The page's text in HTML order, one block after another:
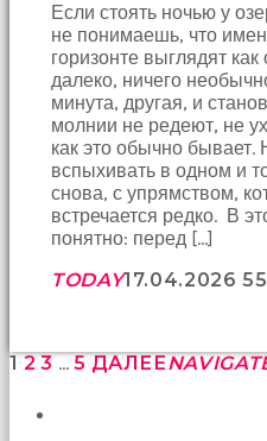
Если стоять ночью у
не понимаешь, что
горизонте выглядят
далеко, ничего
минута, другая, и
молнии не редеют, не
как это обычно
вспыхивать в одном и
снова, с упрямством,
встречается редко. В
понятно: перед […]
TODAY17.04.2026
1 2 3 … 5 ДАЛЕЕ